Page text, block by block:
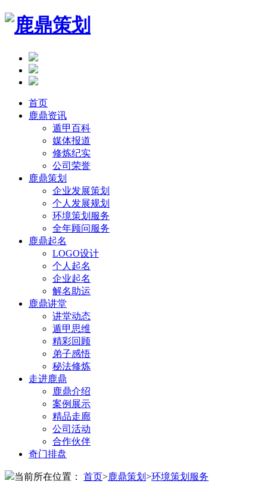
首页
鹿鼎资讯
遁甲百科
媒体报道
修炼纪实
公司荣誉
鹿鼎策划
企业发展策划
个人发展规划
环境策划服务
全年顾问服务
鹿鼎起名
LOGO设计
个人起名
企业起名
解名助运
鹿鼎讲堂
讲堂动态
遁甲思维
精彩回顾
弟子感悟
秘法修炼
走进鹿鼎
鹿鼎介绍
案例展示
精品走廊
公司活动
合作伙伴
奇门排盘
当前所在位置： 首页>鹿鼎策划 >环境策划服务